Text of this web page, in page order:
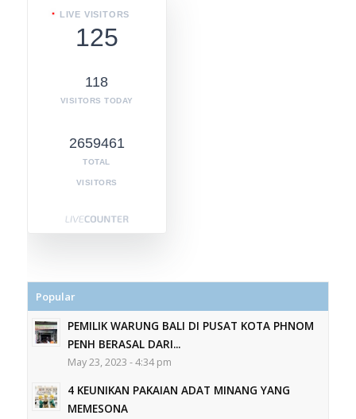
LIVE VISITORS
125
118
VISITORS TODAY
2659461
TOTAL
VISITORS
Popular
PEMILIK WARUNG BALI DI PUSAT KOTA PHNOM
PENH BERASAL DARI...
May 23, 2023 - 4:34 pm
4 KEUNIKAN PAKAIAN ADAT MINANG YANG
MEMESONA